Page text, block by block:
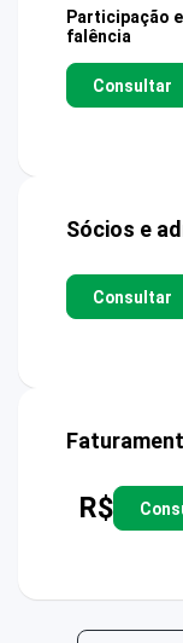
Participação
falência
Consultar
Sócios e
Consultar
R$